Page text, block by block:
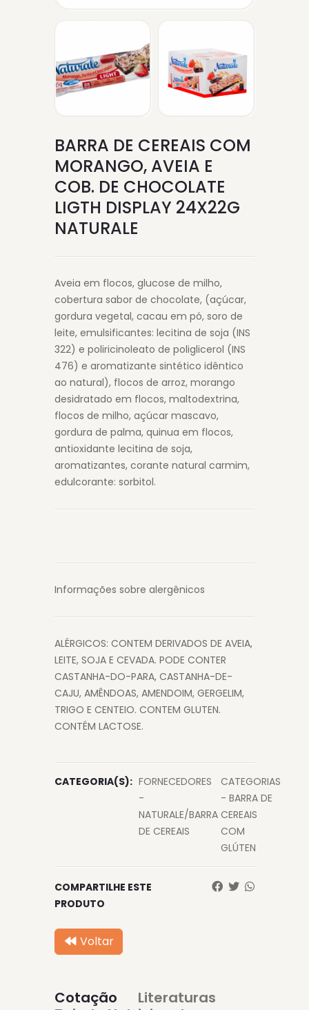
BARRA DE CEREAIS COM
MORANGO, AVEIA E
COB. DE CHOCOLATE
LIGTH DISPLAY 24X22G
NATURALE
Aveia em flocos, glucose de milho,
cobertura sabor de chocolate, (açúcar,
gordura vegetal, cacau em pó, soro de
leite, emulsificantes: lecitina de soja (INS
322) e poliricinoleato de poliglicerol (INS
476) e aromatizante sintético idêntico
ao natural), flocos de arroz, morango
desidratado em flocos, maltodextrina,
flocos de milho, açúcar mascavo,
gordura de palma, quinua em flocos,
antioxidante lecitina de soja,
aromatizantes, corante natural carmim,
edulcorante: sorbitol.
Informações sobre alergênicos
ALÉRGICOS: CONTEM DERIVADOS DE AVEIA,
LEITE, SOJA E CEVADA. PODE CONTER
CASTANHA-DO-PARA, CASTANHA-DE-
CAJU, AMÊNDOAS, AMENDOIM, GERGELIM,
TRIGO E CENTEIO. CONTEM GLUTEN.
CONTÉM LACTOSE.
CATEGORIA(S): FORNECEDORES
-
NATURALE/BARRA
DE CEREAIS
CATEGORIAS
- BARRA DE
CEREAIS
COM
GLÚTEN
COMPARTILHE ESTE
PRODUTO
Voltar
Cotação
Literaturas